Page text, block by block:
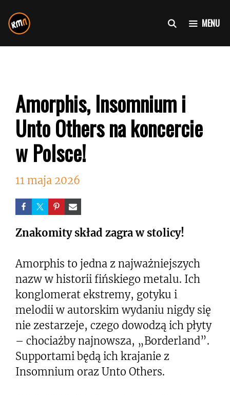
do
treści
MENU
Amorphis, Insomnium i
Unto Others na koncercie
w Polsce!
11 maja 2026
Znakomity skład zagra w stolicy!
Amorphis to jedna z najważniejszych
nazw w historii fińskiego metalu. Ich
konglomerat ekstremy, gotyku i
melodii w autorskim wydaniu nigdy się
nie zestarzeje, czego dowodzą ich płyty
– chociażby najnowsza, „Borderland”.
Supportami będą ich krajanie z
Insomnium oraz Unto Others.